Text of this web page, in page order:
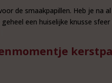
de smaakpapillen. Heb je
een huiselijke knusse